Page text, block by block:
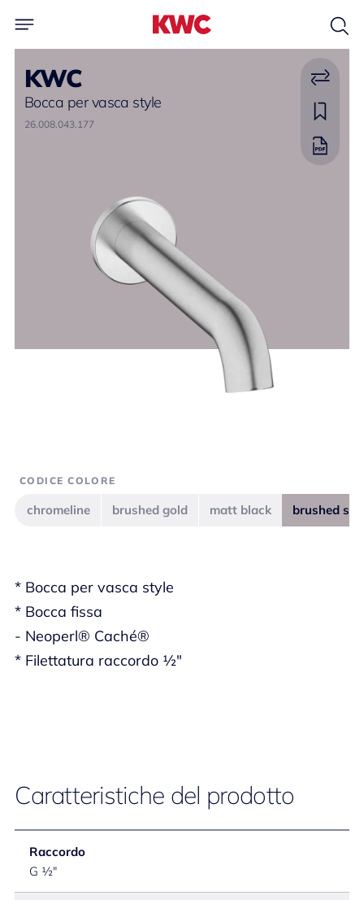
KWC
Bocca per vasca style
26.008.043.177
* Bocca per vasca style
* Bocca fissa
- Neoperl® Caché®
* Filettatura raccordo ½"
CODICE COLORE
chromeline brushed gold matt black brushed
Caratteristiche del prodotto
Raccordo
G ½"